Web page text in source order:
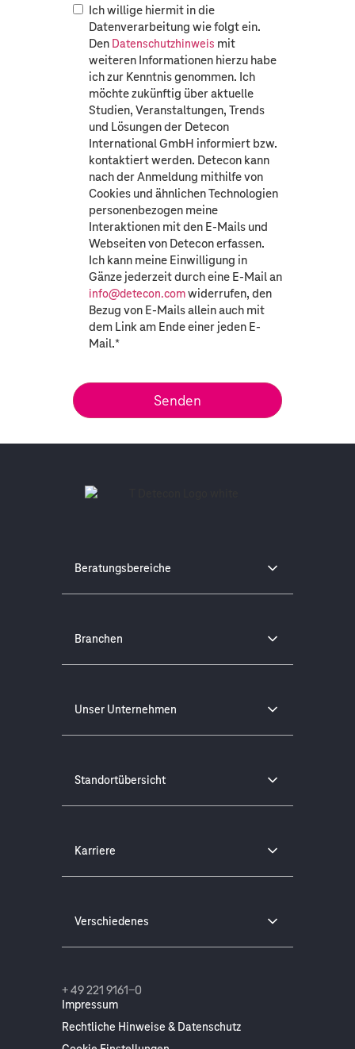
Ich willige hiermit in die
Datenverarbeitung wie folgt ein.
Den Datenschutzhinweis mit
weiteren Informationen hierzu habe
ich zur Kenntnis genommen. Ich
möchte zukünftig über aktuelle
Studien, Veranstaltungen, Trends
und Lösungen der Detecon
International GmbH informiert bzw.
kontaktiert werden. Detecon kann
nach der Anmeldung mithilfe von
Cookies und ähnlichen Technologien
personenbezogen meine
Interaktionen mit den E-Mails und
Webseiten von Detecon erfassen.
Ich kann meine Einwilligung in
Gänze jederzeit durch eine E-Mail an
info@detecon.comwiderrufen, den
Bezug von E-Mails allein auch mit
dem Link am Ende einer jeden E-
Mail.*
Beratungsbereiche
Branchen
Unser Unternehmen
Standortübersicht
Karriere
Verschiedenes
Impressum
Rechtliche Hinweise & Datenschutz
+ 49 221 9161-0